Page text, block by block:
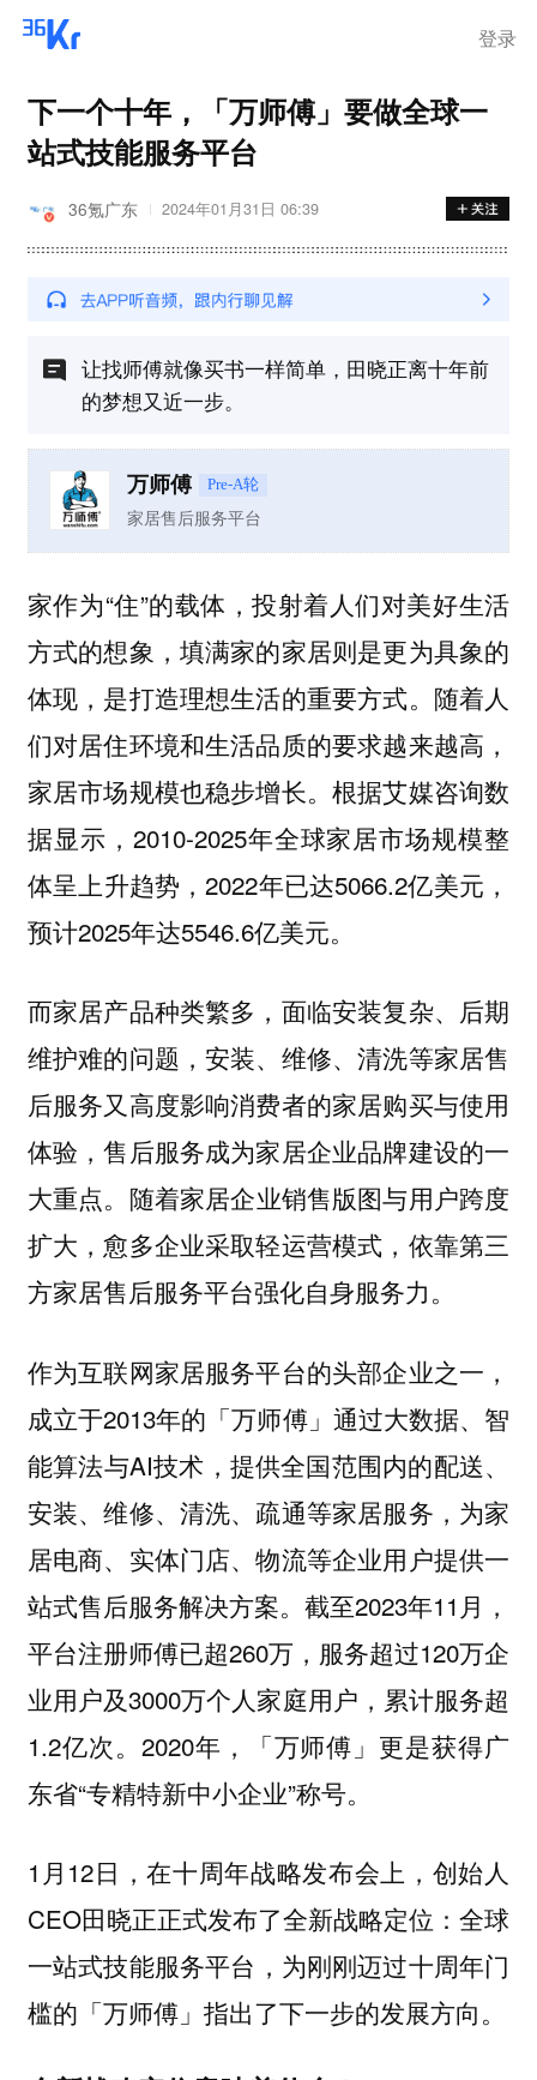
登录
下一个十年，「万师傅」要做全球一
站式技能服务平台
36氪广东 2024年01月31日 06:39
让找师傅就像买书一样简单，田晓正离十年前
的梦想又近一步。
万师傅 Pre-A轮
家居售后服务平台
家作为“住”的载体，投射着人们对美好生活
方式的想象，填满家的家居则是更为具象的
体现，是打造理想生活的重要方式。随着人
们对居住环境和生活品质的要求越来越高，
家居市场规模也稳步增长。根据艾媒咨询数
据显示，2010-2025年全球家居市场规模整
体呈上升趋势，2022年已达5066.2亿美元，
预计2025年达5546.6亿美元。
而家居产品种类繁多，面临安装复杂、后期
维护难的问题，安装、维修、清洗等家居售
后服务又高度影响消费者的家居购买与使用
体验，售后服务成为家居企业品牌建设的一
大重点。 随着家居企业销售版图与用户跨度
扩大，愈多企业采取轻运营模式，依靠第三
方家居售后服务平台强化自身服务力。
作为互联网家居服务平台的头部企业之一，
成立于2013年的「万师傅」通过大数据、智
能算法与AI技术，提供全国范围内的配送、
安装、维修、清洗、疏通等家居服务，为家
居电商、实体门店、物流等企业用户提供一
站式售后服务解决方案。截至2023年11月，
平台注册师傅已超260万，服务超过120万企
业用户及3000万个人家庭用户，累计服务超
1.2亿次。2020年，「万师傅」更是获得广
东省“专精特新中小企业”称号。
1月12日，在十周年战略发布会上，创始人
CEO田晓正正式发布了全新战略定位：全球
一站式技能服务平台 ，为刚刚迈过十周年门
槛的「万师傅」指出了下一步的发展方向。